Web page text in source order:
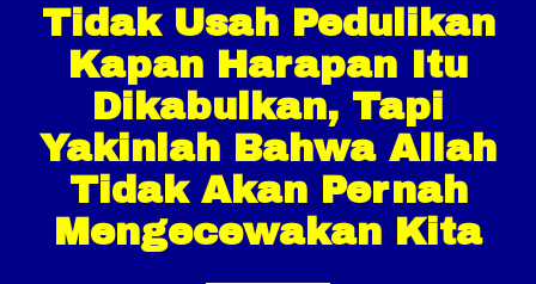
Tidak Usah Pedulikan
Kapan Harapan Itu
Dikabulkan, Tapi
Yakinlah Bahwa Allah
Tidak Akan Pernah
Mengecewakan Kita